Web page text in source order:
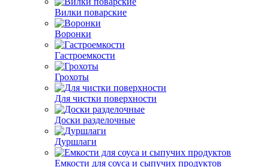
Вилки поварские
Воронки
Гастроемкости
Грохоты
Для чистки поверхности
Доски разделочные
Дуршлаги
Емкости для соуса и сыпучих продуктов